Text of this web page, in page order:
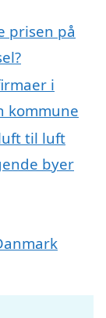
prisen på
i
kommune
til luft
byer